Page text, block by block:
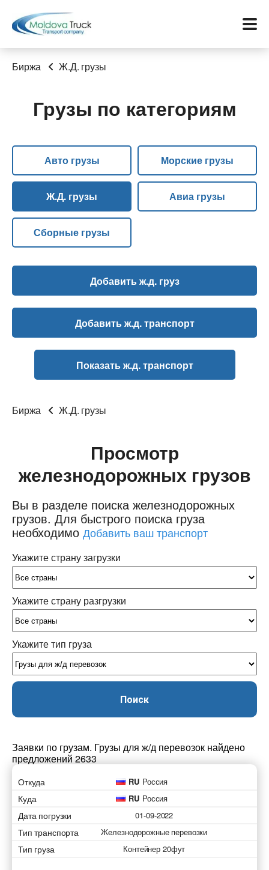
Меню
Услуги
Контакты
Биржа
Биржа Ж.Д. грузы
Грузы по категориям
Авто грузы Морские грузы
Ж.Д. грузы Авиа грузы
Сборные грузы
Добавить ж.д. груз
Добавить ж.д. транспорт
Показать ж.д. транспорт
Биржа Ж.Д. грузы
Просмотр
железнодорожных грузов
Вы в разделе поиска железнодорожных
грузов. Для быстрого поиска груза
необходимо Добавить ваш транспорт
Укажите страну загрузки
Укажите страну разгрузки
Укажите тип груза
Поиск
Заявки по грузам. Грузы для ж/д перевозок найдено
предложений 2633
Откуда RU Россия
Куда RU Россия
Дата погрузки 01-09-2022
Тип транспорта Железнодорожные перевозки
Тип груза Контейнер 20фут